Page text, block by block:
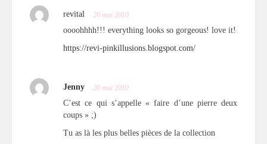
revital 20 mai 2010
oooohhhh!!! everything looks so gorgeous! love it!
https://revi-pinkillusions.blogspot.com/
Jenny 20 mai 2010
C’est ce qui s’appelle « faire d’une pierre deux
coups » ;)
Tu as là les plus belles pièces de la collection